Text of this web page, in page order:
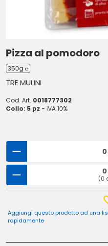
Pizza al pomodoro
350g ℮
TRE MULINI
Cod. Art. 0018777302
Collo: 5 pz - IVA 10%
(0
Aggiungi questo prodotto ad una
rapidamente